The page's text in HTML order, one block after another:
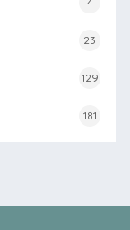
23
129
181